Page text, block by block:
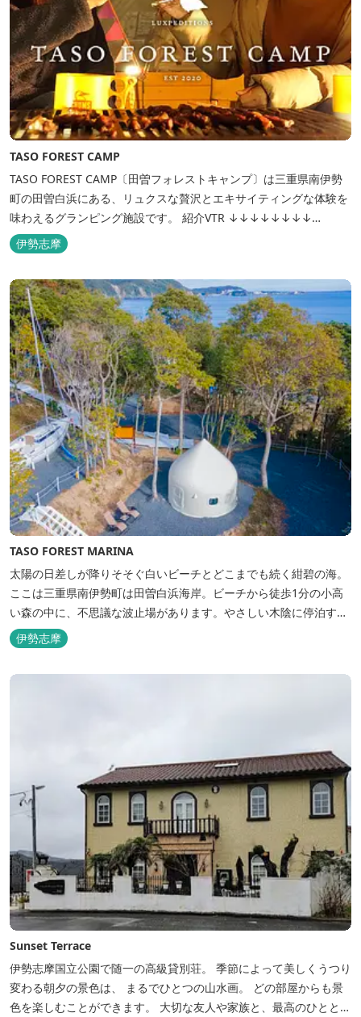
TASO FOREST CAMP
TASO FOREST CAMP〔田曽フォレストキャンプ〕は三重県南伊勢
町の田曽白浜にある、リュクスな贅沢とエキサイティングな体験を
味わえるグランピング施設です。 紹介VTR ↓↓↓↓↓↓↓↓
https://www.youtube.com/watch?v=jpF0wPRjqSw
伊勢志摩
TASO FOREST MARINA
太陽の日差しが降りそそぐ白いビーチとどこまでも続く紺碧の海。
ここは三重県南伊勢町は田曽白浜海岸。ビーチから徒歩1分の小高
い森の中に、不思議な波止場があります。やさしい木陰に停泊する
のは3艇のヨット。日本初の森のマリーナです。 航海の気分高まる
インテリアは見た目からは想像できないほど広く、くつろぎの空
伊勢志摩
Sunset Terrace
伊勢志摩国立公園で随一の高級貸別荘。 季節によって美しくうつり
変わる朝夕の景色は、 まるでひとつの山水画。 どの部屋からも景
色を楽しむことができます。 大切な友人や家族と、最高のひととき